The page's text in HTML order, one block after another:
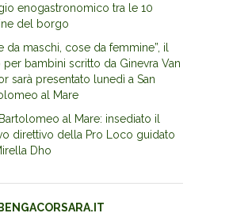
enogastronomico tra le 10
del borgo
da maschi, cose da femmine”, il
per bambini scritto da Ginevra Van
sarà presentato lunedì a San
al Mare
al Mare: insediato il
direttivo della Pro Loco guidato
Dho